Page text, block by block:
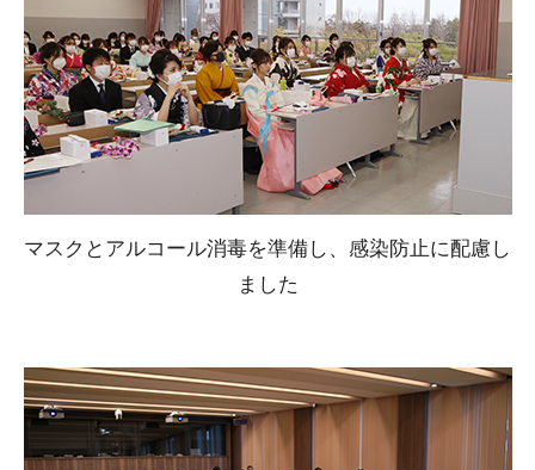
マスクとアルコール消毒を準備し、感染防止に配慮し
ました